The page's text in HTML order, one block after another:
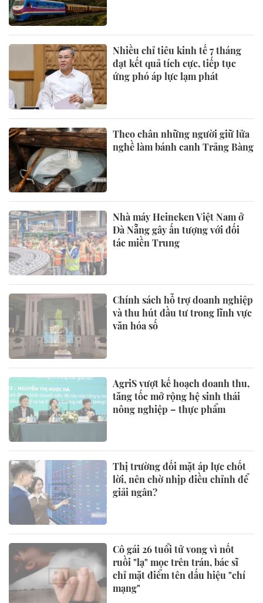
Nhiều chỉ tiêu kinh tế 7 tháng
đạt kết quả tích cực, tiếp tục
ứng phó áp lực lạm phát
Theo chân những người giữ lửa
nghề làm bánh canh Trảng Bàng
Nhà máy Heineken Việt Nam ở
Đà Nẵng gây ấn tượng với đối
tác miền Trung
Chính sách hỗ trợ doanh nghiệp
và thu hút đầu tư trong lĩnh vực
văn hóa số
AgriS vượt kế hoạch doanh thu,
tăng tốc mở rộng hệ sinh thái
nông nghiệp – thực phẩm
Thị trường đối mặt áp lực chốt
lời, nên chờ nhịp điều chỉnh để
giải ngân?
Cô gái 26 tuổi tử vong vì nốt
ruồi "lạ" mọc trên trán, bác sĩ
chỉ mặt điểm tên dấu hiệu "chí
mạng"